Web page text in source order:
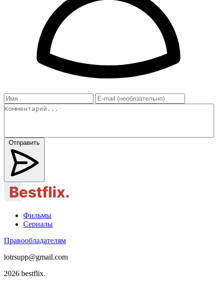
Отправить
Фильмы
Сериалы
Правообладателям
lotrsupp@gmail.com
2026 bestflix.